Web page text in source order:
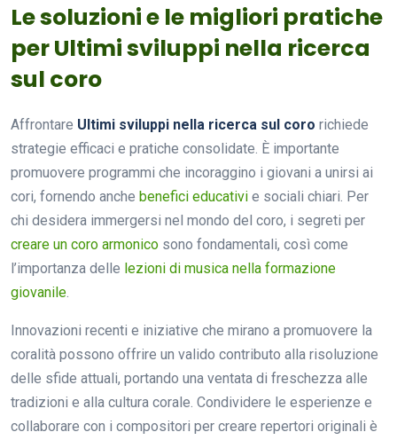
Le soluzioni e le migliori pratiche
per Ultimi sviluppi nella ricerca
sul coro
Affrontare Ultimi sviluppi nella ricerca sul coro richiede
strategie efficaci e pratiche consolidate. È importante
promuovere programmi che incoraggino i giovani a unirsi ai
cori, fornendo anche benefici educativi e sociali chiari. Per
chi desidera immergersi nel mondo del coro, i segreti per
creare un coro armonico sono fondamentali, così come
l’importanza delle lezioni di musica nella formazione
giovanile.
Innovazioni recenti e iniziative che mirano a promuovere la
coralità possono offrire un valido contributo alla risoluzione
delle sfide attuali, portando una ventata di freschezza alle
tradizioni e alla cultura corale. Condividere le esperienze e
collaborare con i compositori per creare repertori originali è